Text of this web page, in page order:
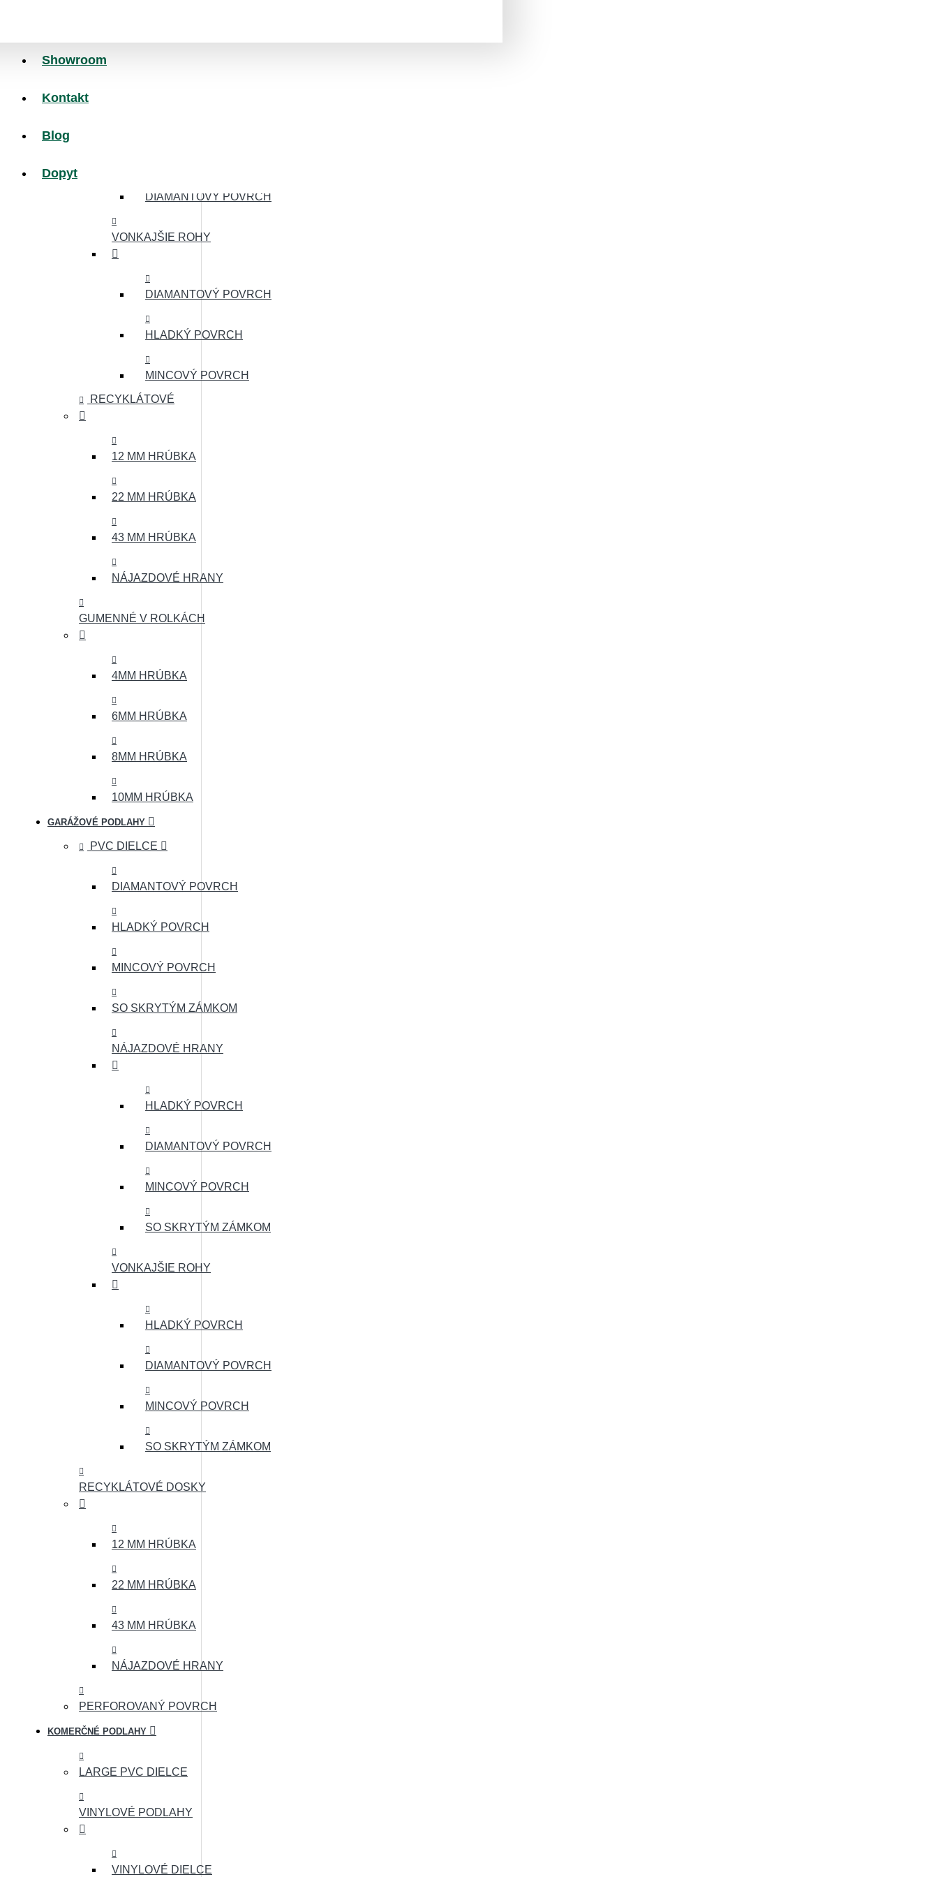
Showroom
Kontakt
Blog
Dopyt
DIAMANTOVÝ POVRCH
VONKAJŠIE ROHY
DIAMANTOVÝ POVRCH
HLADKÝ POVRCH
MINCOVÝ POVRCH
RECYKLÁTOVÉ
12 MM HRÚBKA
22 MM HRÚBKA
43 MM HRÚBKA
NÁJAZDOVÉ HRANY
GUMENNÉ V ROLKÁCH
4MM HRÚBKA
6MM HRÚBKA
8MM HRÚBKA
10MM HRÚBKA
GARÁŽOVÉ PODLAHY
PVC DIELCE
DIAMANTOVÝ POVRCH
HLADKÝ POVRCH
MINCOVÝ POVRCH
SO SKRYTÝM ZÁMKOM
NÁJAZDOVÉ HRANY
HLADKÝ POVRCH
DIAMANTOVÝ POVRCH
MINCOVÝ POVRCH
SO SKRYTÝM ZÁMKOM
VONKAJŠIE ROHY
HLADKÝ POVRCH
DIAMANTOVÝ POVRCH
MINCOVÝ POVRCH
SO SKRYTÝM ZÁMKOM
RECYKLÁTOVÉ DOSKY
12 MM HRÚBKA
22 MM HRÚBKA
43 MM HRÚBKA
NÁJAZDOVÉ HRANY
PERFOROVANÝ POVRCH
KOMERČNÉ PODLAHY
LARGE PVC DIELCE
VINYLOVÉ PODLAHY
VINYLOVÉ DIELCE